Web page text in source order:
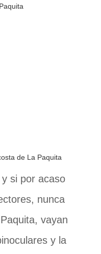
de La Paquita
si por acaso
nunca
vayan
y la